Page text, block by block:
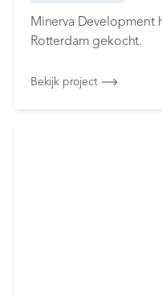
Minerva Development
Rotterdam gekocht.
Bekijk project